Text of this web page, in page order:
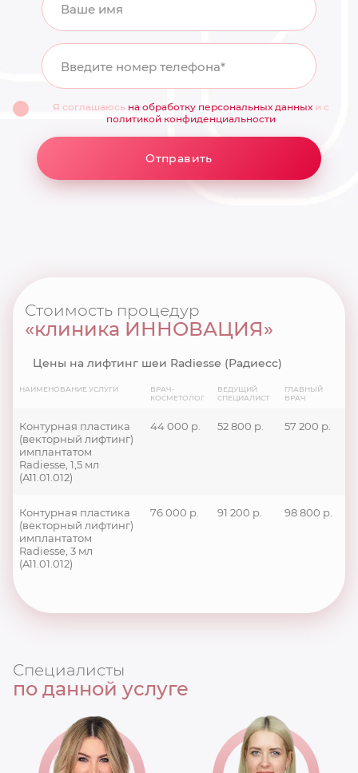
Ваше имя
Введите номер телефона*
Я соглашаюсь на обработку персональных данных и с
политикой конфиденциальности
Отправить
Стоимость процедур
«клиника ИННОВАЦИЯ»
Цены на лифтинг шеи Radiesse (Радиесс)
НАИМЕНОВАНИЕ УСЛУГИ
ВРАЧ-
КОСМЕТОЛОГ
ВЕДУЩИЙ
СПЕЦИАЛИСТ
ГЛАВНЫЙ
ВРАЧ
Контурная пластика
(векторный лифтинг)
имплантатом
Radiesse, 1,5 мл
(A11.01.012)
44 000 р. 52 800 р. 57 200 р.
Контурная пластика
(векторный лифтинг)
имплантатом
Radiesse, 3 мл
(A11.01.012)
76 000 р. 91 200 р. 98 800 р.
Специалисты
по данной услуге